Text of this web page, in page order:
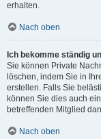
erhalten.
Nach oben
Ich bekomme ständig
Sie können Private
löschen, indem Sie in
erstellen. Falls Sie
können Sie dies auch
betreffenden Mitglied
Nach oben